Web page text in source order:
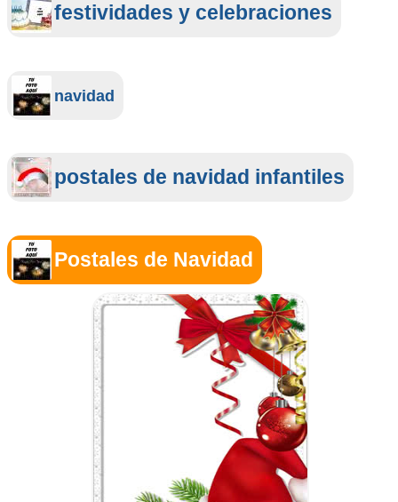
festividades y celebraciones
navidad
postales de navidad infantiles
Postales de Navidad